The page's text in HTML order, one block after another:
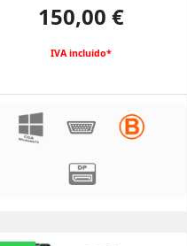
Preço
150,00 €
IVA incluido*